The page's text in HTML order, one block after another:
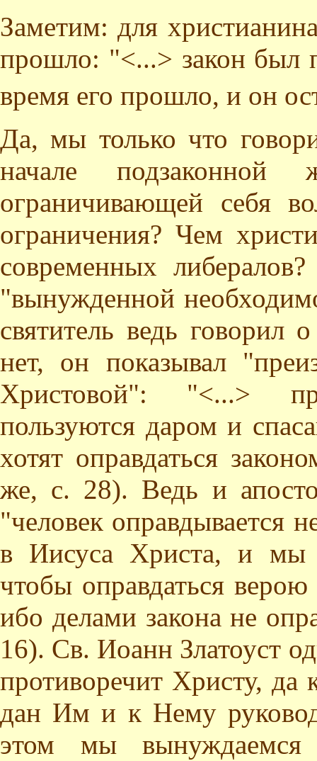
Заметим: для
прошло: "<...> закон был
время его прошло, и он
Да, мы только что
начале подзаконной
ограничивающей себя
ограничения? Чем
современных
"вынужденной
святитель ведь говорил
нет, он показывал
Христовой": "<...>
пользуются даром и
хотят оправдаться
же, с. 28). Ведь и
"человек оправдывается
в Иисуса Христа, и мы
чтобы оправдаться
ибо делами закона не
16). Св. Иоанн Златоуст
противоречит Христу, да
дан Им и к Нему
этом мы вынуждаемся